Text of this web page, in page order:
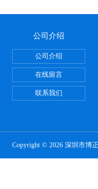
公司介绍
公司介绍
在线留言
联系我们
Copyright © 2026 深圳市博